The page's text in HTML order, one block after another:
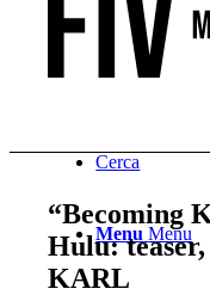
Cerca
Menu Menu
“Becoming
Hulu:
KARL